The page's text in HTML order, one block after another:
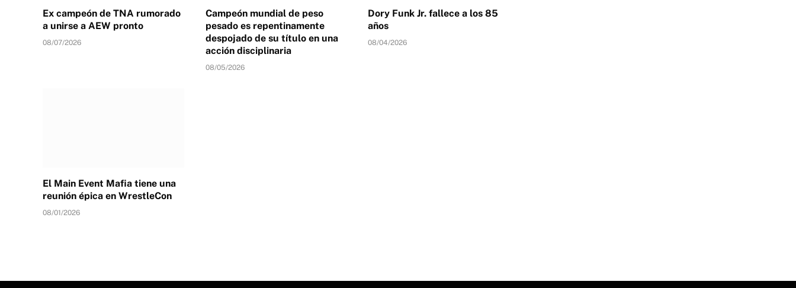
Ex campeón de TNA rumorado
a unirse a AEW pronto
08/07/2026
Campeón mundial de peso
pesado es repentinamente
despojado de su título en una
acción disciplinaria
08/05/2026
Dory Funk Jr. fallece a los 85
años
08/04/2026
El Main Event Mafia tiene una
reunión épica en WrestleCon
08/01/2026